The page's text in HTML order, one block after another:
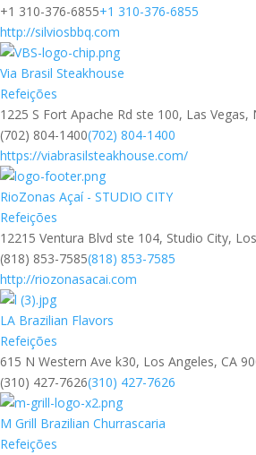
+1 310-376-6855+1 310-376-6855
http://silviosbbq.com
Via Brasil Steakhouse
Refeições
1225 S Fort Apache Rd ste 100, Las Vegas,
(702) 804-1400(702) 804-1400
https://viabrasilsteakhouse.com/
RioZonas Açaí - STUDIO CITY
Refeições
12215 Ventura Blvd ste 104, Studio City,
(818) 853-7585(818) 853-7585
http://riozonasacai.com
LA Brazilian Flavors
Refeições
615 N Western Ave k30, Los Angeles, CA
(310) 427-7626(310) 427-7626
M Grill Brazilian Churrascaria
Refeições